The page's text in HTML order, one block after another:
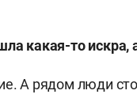
какая-то искра,
А рядом люди